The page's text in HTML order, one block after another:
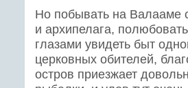
Но побывать на Валааме
и архипелага,
глазами увидеть быт
церковных обителей,
остров приезжает